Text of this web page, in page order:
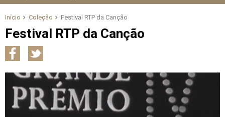
Início Coleção Festival RTP da Canção
Festival RTP da Canção